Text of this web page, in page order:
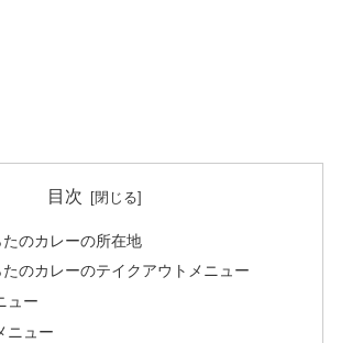
目次
のカレーの所在地
のカレーのテイクアウトメニュー
ュー
ニュー